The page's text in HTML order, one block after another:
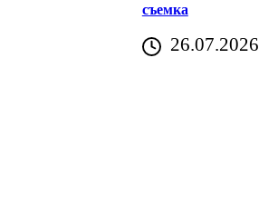
съемка
26.07.2026